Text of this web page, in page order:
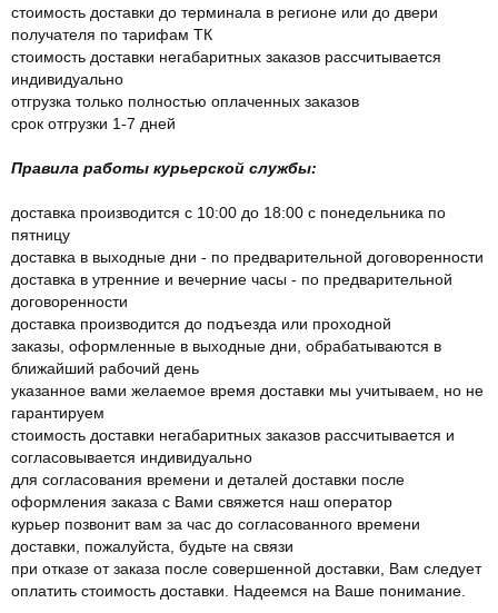
стоимость доставки до терминала в регионе или до двери
получателя по тарифам ТК
стоимость доставки негабаритных заказов рассчитывается
индивидуально
отгрузка только полностью оплаченных заказов
срок отгрузки 1-7 дней
Правила работы курьерской службы:
доставка производится с 10:00 до 18:00 с понедельника по
пятницу
доставка в выходные дни - по предварительной договоренности
доставка в утренние и вечерние часы - по предварительной
договоренности
доставка производится до подъезда или проходной
заказы, оформленные в выходные дни, обрабатываются в
ближайший рабочий день
указанное вами желаемое время доставки мы учитываем, но не
гарантируем
стоимость доставки негабаритных заказов рассчитывается и
согласовывается индивидуально
для согласования времени и деталей доставки после
оформления заказа с Вами свяжется наш оператор
курьер позвонит вам за час до согласованного времени
доставки, пожалуйста, будьте на связи
при отказе от заказа после совершенной доставки, Вам следует
оплатить стоимость доставки. Надеемся на Ваше понимание.